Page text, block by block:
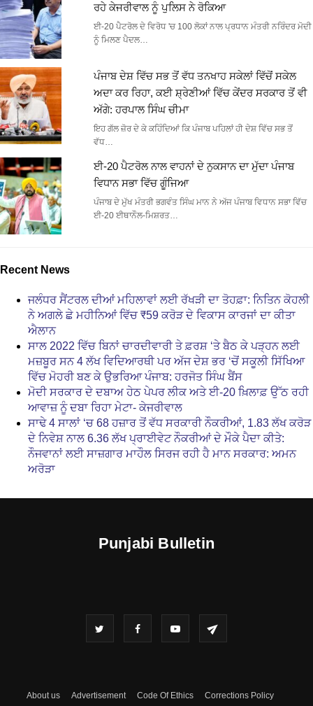
ਰਹੇ ਕੇਜਰੀਵਾਲ ਨੂੰ ਪੁਲਿਸ ਨੇ ਰੋਕਿਆ
ਈ-20 ਪੈਟਰੋਲ ਦੇ ਵਿਰੋਧ 'ਚ 100 ਲੋਕਾਂ ਨਾਲ ਪ੍ਰਧਾਨ ਮੰਤਰੀ ਨਰਿੰਦਰ ਮੋਦੀ
ਨੂੰ ਮਿਲਣ ਪੈਦਲ…
ਪੰਜਾਬ ਦੇਸ਼ ਵਿੱਚ ਸਭ ਤੋਂ ਵੱਧ ਤਨਖਾਹ ਸਕੇਲਾਂ ਵਿੱਚੋਂ ਸਕੇਲ
ਅਦਾ ਕਰ ਰਿਹਾ, ਕਈ ਸ਼੍ਰੇਣੀਆਂ ਵਿੱਚ ਕੇਂਦਰ ਸਰਕਾਰ ਤੋਂ ਵੀ
ਅੱਗੇ: ਹਰਪਾਲ ਸਿੰਘ ਚੀਮਾ
ਇਹ ਗੱਲ ਜ਼ੋਰ ਦੇ ਕੇ ਕਹਿੰਦਿਆਂ ਕਿ ਪੰਜਾਬ ਪਹਿਲਾਂ ਹੀ ਦੇਸ਼ ਵਿੱਚ ਸਭ ਤੋਂ
ਵੱਧ…
ਈ-20 ਪੈਟਰੋਲ ਨਾਲ ਵਾਹਨਾਂ ਦੇ ਨੁਕਸਾਨ ਦਾ ਮੁੱਦਾ ਪੰਜਾਬ
ਵਿਧਾਨ ਸਭਾ ਵਿੱਚ ਗੂੰਜਿਆ
ਪੰਜਾਬ ਦੇ ਮੁੱਖ ਮੰਤਰੀ ਭਗਵੰਤ ਸਿੰਘ ਮਾਨ ਨੇ ਅੱਜ ਪੰਜਾਬ ਵਿਧਾਨ ਸਭਾ ਵਿੱਚ
ਈ-20 ਈਥਾਨੌਲ-ਮਿਸ਼ਰਤ…
Recent News
ਜਲੰਧਰ ਸੈਂਟਰਲ ਦੀਆਂ ਮਹਿਲਾਵਾਂ ਲਈ ਰੱਖੜੀ ਦਾ ਤੋਹਫ਼ਾ: ਨਿਤਿਨ ਕੋਹਲੀ
ਨੇ ਅਗਲੇ ਛੇ ਮਹੀਨਿਆਂ ਵਿੱਚ ₹59 ਕਰੋੜ ਦੇ ਵਿਕਾਸ ਕਾਰਜਾਂ ਦਾ ਕੀਤਾ
ਐਲਾਨ
ਸਾਲ 2022 ਵਿੱਚ ਬਿਨਾਂ ਚਾਰਦੀਵਾਰੀ ਤੇ ਫ਼ਰਸ਼ ‘ਤੇ ਬੈਠ ਕੇ ਪੜ੍ਹਨ ਲਈ
ਮਜ਼ਬੂਰ ਸਨ 4 ਲੱਖ ਵਿਦਿਆਰਥੀ ਪਰ ਅੱਜ ਦੇਸ਼ ਭਰ ‘ਚੋਂ ਸਕੂਲੀ ਸਿੱਖਿਆ
ਵਿੱਚ ਮੋਹਰੀ ਬਣ ਕੇ ਉਭਰਿਆ ਪੰਜਾਬ: ਹਰਜੋਤ ਸਿੰਘ ਬੈਂਸ
ਮੋਦੀ ਸਰਕਾਰ ਦੇ ਦਬਾਅ ਹੇਠ ਪੇਪਰ ਲੀਕ ਅਤੇ ਈ-20 ਖ਼ਿਲਾਫ਼ ਉੱਠ ਰਹੀ
ਆਵਾਜ਼ ਨੂੰ ਦਬਾ ਰਿਹਾ ਮੇਟਾ- ਕੇਜਰੀਵਾਲ
ਸਾਢੇ 4 ਸਾਲਾਂ ‘ਚ 68 ਹਜ਼ਾਰ ਤੋਂ ਵੱਧ ਸਰਕਾਰੀ ਨੌਕਰੀਆਂ, 1.83 ਲੱਖ ਕਰੋੜ
ਦੇ ਨਿਵੇਸ਼ ਨਾਲ 6.36 ਲੱਖ ਪ੍ਰਾਈਵੇਟ ਨੌਕਰੀਆਂ ਦੇ ਮੌਕੇ ਪੈਦਾ ਕੀਤੇ:
ਨੌਜਵਾਨਾਂ ਲਈ ਸਾਜ਼ਗਾਰ ਮਾਹੌਲ ਸਿਰਜ ਰਹੀ ਹੈ ਮਾਨ ਸਰਕਾਰ: ਅਮਨ
ਅਰੋੜਾ
Punjabi Bulletin
About us Advertisement Code Of Ethics Corrections Policy